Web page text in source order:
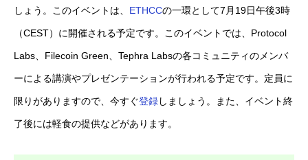
しょう。このイベントは、 ETHCCの一環として7月19日午後3時
（CEST）に開催される予定です。このイベントでは、Protocol
Labs、Filecoin Green、Tephra Labsの各コミュニティのメンバ
ーによる講演やプレゼンテーションが行われる予定です。定員に
限りがありますので、今すぐ登録しましょう。また、イベント終
了後には軽食の提供などがあります。